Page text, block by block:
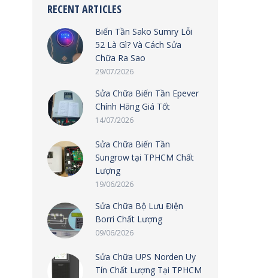
RECENT ARTICLES
Biến Tần Sako Sumry Lỗi
52 Là Gì? Và Cách Sửa
Chữa Ra Sao
29/07/2026
Sửa Chữa Biến Tần Epever
Chính Hãng Giá Tốt
14/07/2026
Sửa Chữa Biến Tần
Sungrow tại TPHCM Chất
Lượng
19/06/2026
Sửa Chữa Bộ Lưu Điện
Borri Chất Lượng
09/06/2026
Sửa Chữa UPS Norden Uy
Tín Chất Lượng Tại TPHCM